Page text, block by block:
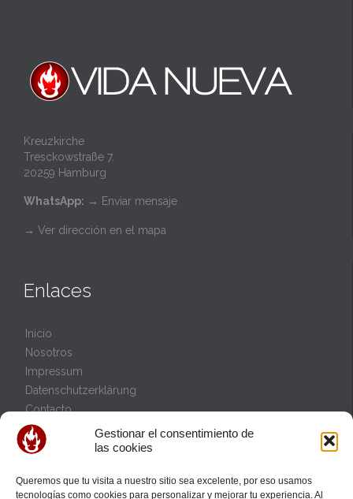
Gestionar el consentimiento de
las cookies
Queremos que tu visita a nuestro sitio sea excelente, por eso usamos
tecnologías como cookies para personalizar y mejorar tu experiencia. Al
Kreuzkirche
Tresckowstraße 7.
20259 Hamburg
WhatsApp: → Enviar mensaje
→ Ver dirección en el mapa
Enlaces
Inicio
Nosotros
Impressum
Datenschutzerklärung
Contacto
Política de cookies (UE)
Eventos